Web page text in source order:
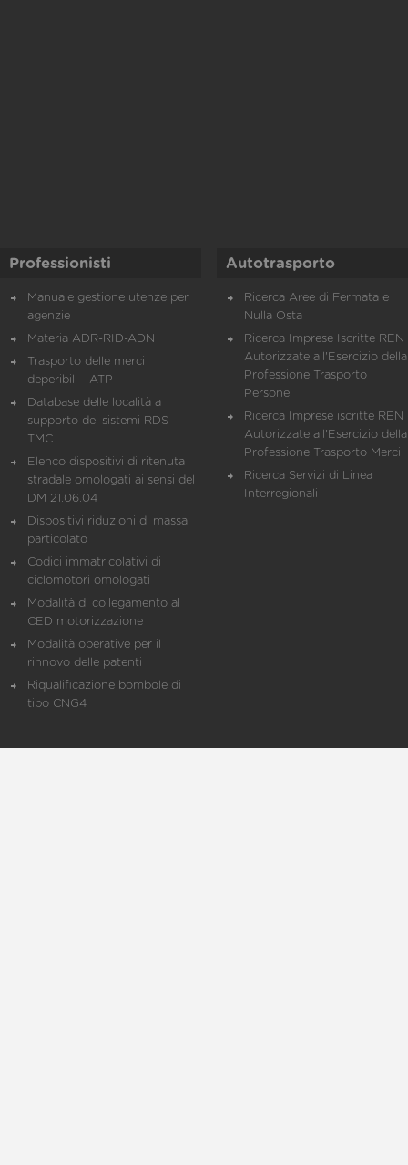
Professionisti
Manuale gestione utenze per
agenzie
Materia ADR-RID-ADN
Trasporto delle merci
deperibili - ATP
Database delle località a
supporto dei sistemi RDS
TMC
Elenco dispositivi di ritenuta
stradale omologati ai sensi del
DM 21.06.04
Dispositivi riduzioni di massa
particolato
Codici immatricolativi di
ciclomotori omologati
Modalità di collegamento al
CED motorizzazione
Modalità operative per il
rinnovo delle patenti
Riqualificazione bombole di
tipo CNG4
Autotrasporto
Ricerca Aree di Fermata e
Nulla Osta
Ricerca Imprese Iscritte REN
Autorizzate all'Esercizio della
Professione Trasporto
Persone
Ricerca Imprese iscritte REN
Autorizzate all'Esercizio della
Professione Trasporto Merci
Ricerca Servizi di Linea
Interregionali